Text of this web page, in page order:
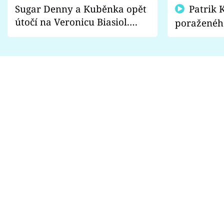
Sugar Denny a Kuběnka opět
útočí na Veronicu Biasiol.
Proč je podle nich falešná a
fanoušci